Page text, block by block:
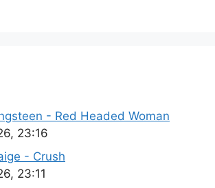
- Red Headed Woman
23:16
- Crush
23:11